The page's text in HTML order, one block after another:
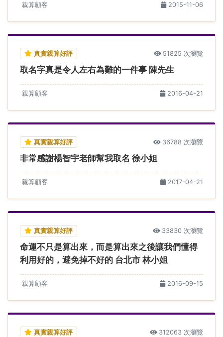
親算顧客 2015-11-06
真實親算好評 51825 次瀏覽
取名字真是令人左右為難的一件事 陳先生
親算顧客 2016-04-21
真實親算好評 36788 次瀏覽
非常感謝楊智宇老師幫我取名 徐小姐
親算顧客 2017-04-21
真實親算好評 33830 次瀏覽
命運不只是算出來，而是算出來之後讓我們懂得
利用好的，避免掉不好的 台北市 林小姐
親算顧客 2016-09-15
真實親算好評 312063 次瀏覽